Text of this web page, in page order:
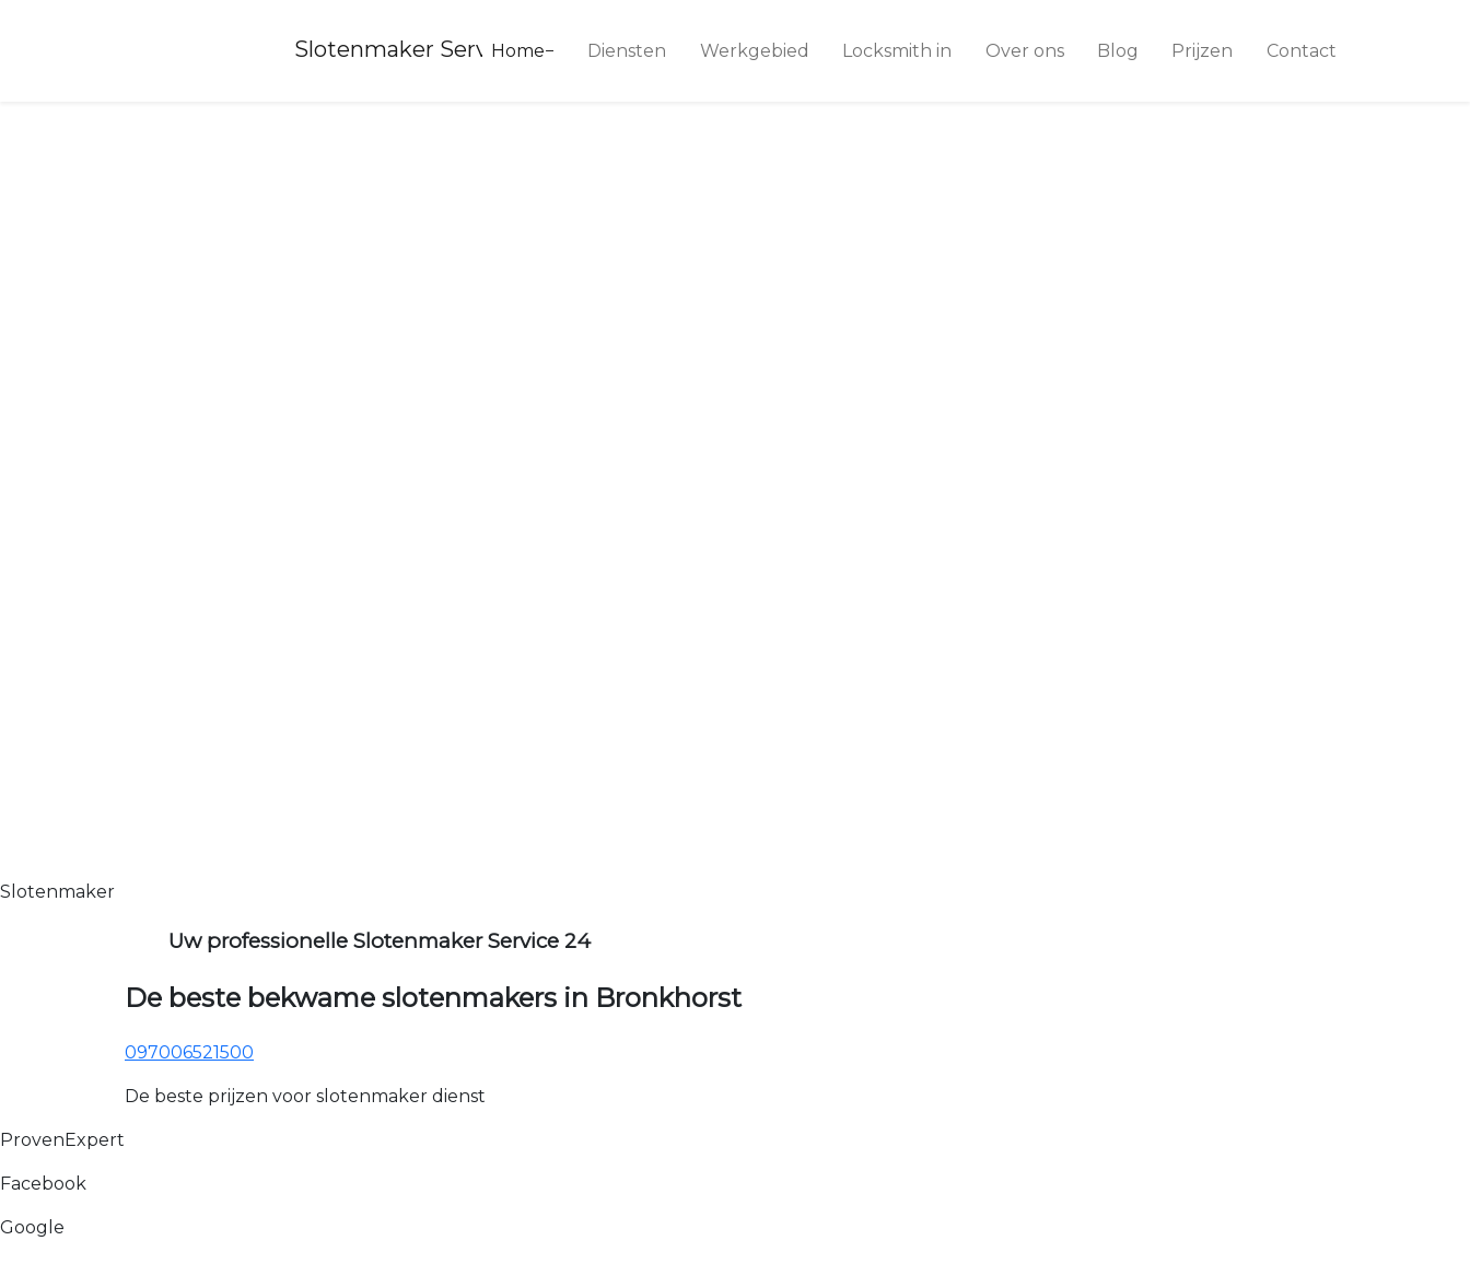
Slotenmaker Service 24
Home Diensten Werkgebied Locksmith in Over ons Blog Prijzen Contact
Slotenmaker
Uw professionelle Slotenmaker Service 24
De beste bekwame slotenmakers in Bronkhorst
097006521500
De beste prijzen voor slotenmaker dienst
ProvenExpert
Facebook
Google